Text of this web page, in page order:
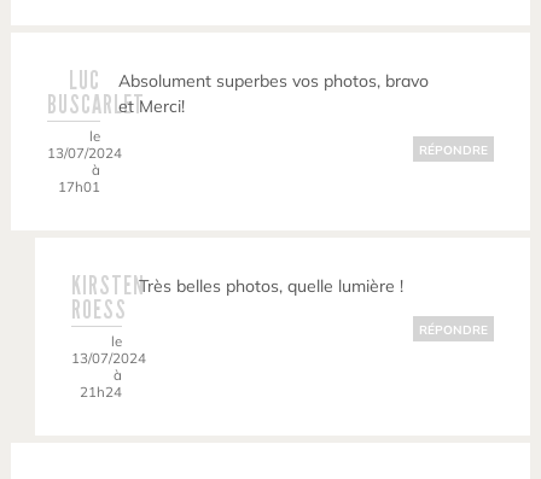
LUC
BUSCARLET
le
13/07/2024
à
17h01
Absolument superbes vos photos, bravo
et Merci!
RÉPONDRE
KIRSTEN
ROESS
le
13/07/2024
à
21h24
Très belles photos, quelle lumière !
RÉPONDRE